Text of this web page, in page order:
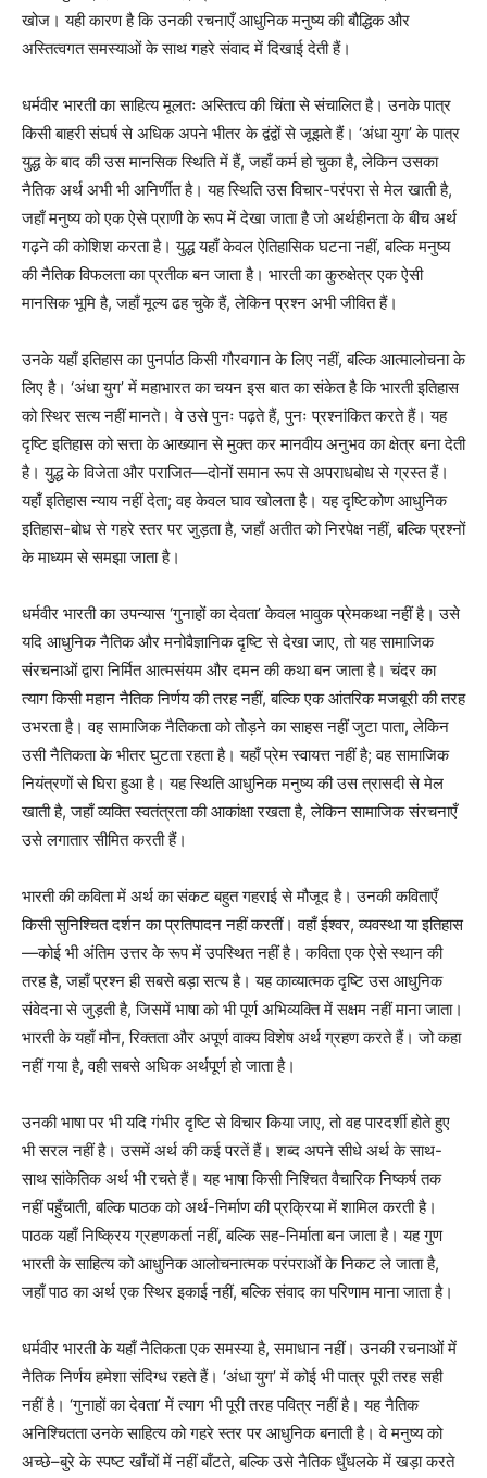
खोज। यही कारण है कि उनकी रचनाएँ आधुनिक मनुष्य की बौद्धिक और
अस्तित्वगत समस्याओं के साथ गहरे संवाद में दिखाई देती हैं।
धर्मवीर भारती का साहित्य मूलतः अस्तित्व की चिंता से संचालित है। उनके पात्र
किसी बाहरी संघर्ष से अधिक अपने भीतर के द्वंद्वों से जूझते हैं। ‘अंधा युग’ के पात्र
युद्ध के बाद की उस मानसिक स्थिति में हैं, जहाँ कर्म हो चुका है, लेकिन उसका
नैतिक अर्थ अभी भी अनिर्णीत है। यह स्थिति उस विचार-परंपरा से मेल खाती है,
जहाँ मनुष्य को एक ऐसे प्राणी के रूप में देखा जाता है जो अर्थहीनता के बीच अर्थ
गढ़ने की कोशिश करता है। युद्ध यहाँ केवल ऐतिहासिक घटना नहीं, बल्कि मनुष्य
की नैतिक विफलता का प्रतीक बन जाता है। भारती का कुरुक्षेत्र एक ऐसी
मानसिक भूमि है, जहाँ मूल्य ढह चुके हैं, लेकिन प्रश्न अभी जीवित हैं।
उनके यहाँ इतिहास का पुनर्पाठ किसी गौरवगान के लिए नहीं, बल्कि आत्मालोचना के
लिए है। ‘अंधा युग’ में महाभारत का चयन इस बात का संकेत है कि भारती इतिहास
को स्थिर सत्य नहीं मानते। वे उसे पुनः पढ़ते हैं, पुनः प्रश्नांकित करते हैं। यह
दृष्टि इतिहास को सत्ता के आख्यान से मुक्त कर मानवीय अनुभव का क्षेत्र बना देती
है। युद्ध के विजेता और पराजित—दोनों समान रूप से अपराधबोध से ग्रस्त हैं।
यहाँ इतिहास न्याय नहीं देता; वह केवल घाव खोलता है। यह दृष्टिकोण आधुनिक
इतिहास-बोध से गहरे स्तर पर जुड़ता है, जहाँ अतीत को निरपेक्ष नहीं, बल्कि प्रश्नों
के माध्यम से समझा जाता है।
धर्मवीर भारती का उपन्यास ‘गुनाहों का देवता’ केवल भावुक प्रेमकथा नहीं है। उसे
यदि आधुनिक नैतिक और मनोवैज्ञानिक दृष्टि से देखा जाए, तो यह सामाजिक
संरचनाओं द्वारा निर्मित आत्मसंयम और दमन की कथा बन जाता है। चंदर का
त्याग किसी महान नैतिक निर्णय की तरह नहीं, बल्कि एक आंतरिक मजबूरी की तरह
उभरता है। वह सामाजिक नैतिकता को तोड़ने का साहस नहीं जुटा पाता, लेकिन
उसी नैतिकता के भीतर घुटता रहता है। यहाँ प्रेम स्वायत्त नहीं है; वह सामाजिक
नियंत्रणों से घिरा हुआ है। यह स्थिति आधुनिक मनुष्य की उस त्रासदी से मेल
खाती है, जहाँ व्यक्ति स्वतंत्रता की आकांक्षा रखता है, लेकिन सामाजिक संरचनाएँ
उसे लगातार सीमित करती हैं।
भारती की कविता में अर्थ का संकट बहुत गहराई से मौजूद है। उनकी कविताएँ
किसी सुनिश्चित दर्शन का प्रतिपादन नहीं करतीं। वहाँ ईश्वर, व्यवस्था या इतिहास
—कोई भी अंतिम उत्तर के रूप में उपस्थित नहीं है। कविता एक ऐसे स्थान की
तरह है, जहाँ प्रश्न ही सबसे बड़ा सत्य है। यह काव्यात्मक दृष्टि उस आधुनिक
संवेदना से जुड़ती है, जिसमें भाषा को भी पूर्ण अभिव्यक्ति में सक्षम नहीं माना जाता।
भारती के यहाँ मौन, रिक्तता और अपूर्ण वाक्य विशेष अर्थ ग्रहण करते हैं। जो कहा
नहीं गया है, वही सबसे अधिक अर्थपूर्ण हो जाता है।
उनकी भाषा पर भी यदि गंभीर दृष्टि से विचार किया जाए, तो वह पारदर्शी होते हुए
भी सरल नहीं है। उसमें अर्थ की कई परतें हैं। शब्द अपने सीधे अर्थ के साथ-
साथ सांकेतिक अर्थ भी रचते हैं। यह भाषा किसी निश्चित वैचारिक निष्कर्ष तक
नहीं पहुँचाती, बल्कि पाठक को अर्थ-निर्माण की प्रक्रिया में शामिल करती है।
पाठक यहाँ निष्क्रिय ग्रहणकर्ता नहीं, बल्कि सह-निर्माता बन जाता है। यह गुण
भारती के साहित्य को आधुनिक आलोचनात्मक परंपराओं के निकट ले जाता है,
जहाँ पाठ का अर्थ एक स्थिर इकाई नहीं, बल्कि संवाद का परिणाम माना जाता है।
धर्मवीर भारती के यहाँ नैतिकता एक समस्या है, समाधान नहीं। उनकी रचनाओं में
नैतिक निर्णय हमेशा संदिग्ध रहते हैं। ‘अंधा युग’ में कोई भी पात्र पूरी तरह सही
नहीं है। ‘गुनाहों का देवता’ में त्याग भी पूरी तरह पवित्र नहीं है। यह नैतिक
अनिश्चितता उनके साहित्य को गहरे स्तर पर आधुनिक बनाती है। वे मनुष्य को
अच्छे–बुरे के स्पष्ट खाँचों में नहीं बाँटते, बल्कि उसे नैतिक धुँधलके में खड़ा करते